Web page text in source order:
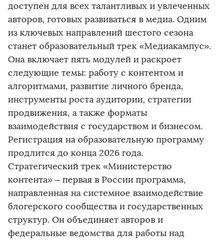
доступен для всех талантливых и увлеченных
авторов, готовых развиваться в медиа. Одним
из ключевых направлений шестого сезона
станет образовательный трек «Медиакампус».
Она включает пять модулей и раскроет
следующие темы: работу с контентом и
алгоритмами, развитие личного бренда,
инструменты роста аудитории, стратегии
продвижения, а также форматы
взаимодействия с государством и бизнесом.
Регистрация на образовательную программу
продлится до конца 2026 года.
Стратегический трек «Министерство
контента» – первая в России программа,
направленная на системное взаимодействие
блогерского сообщества и государственных
структур. Он объединяет авторов и
федеральные ведомства для работы над